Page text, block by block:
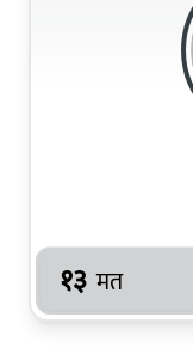
१३ मत